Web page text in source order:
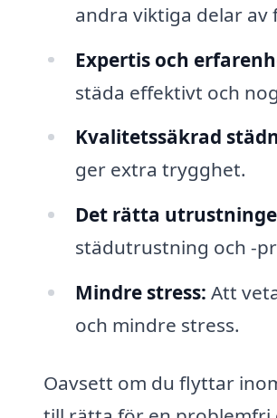
andra viktiga delar av
Expertis och
städa effektivt och
Kvalitetssäkrad
ger extra trygghet.
Det rätta
städutrustning och -
Mindre stress: Att
och mindre stress.
Oavsett om du flyttar